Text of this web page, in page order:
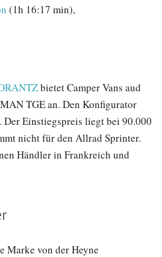
(1h 16:17 min),
bietet Camper Vans aud
TGE an. Den Konfigurator
Der Einstiegspreis liegt bei 90.000
nicht für den Allrad Sprinter.
Händler in Frankreich und
Marke von der Heyne